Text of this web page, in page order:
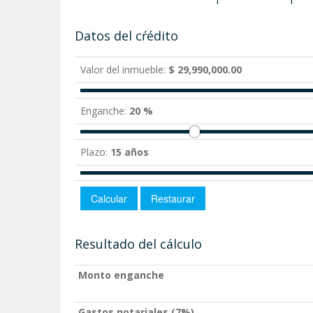
Datos del cŕédito
Valor del inmueble: $ 29,990,000.00
Enganche: 20 %
Plazo: 15 años
Resultado del cálculo
Monto enganche